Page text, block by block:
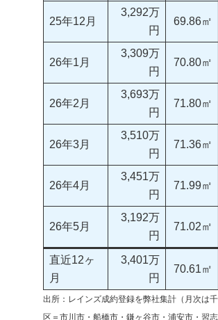
25年12月
3,292万
円
69.86㎡
26年1月
3,309万
円
70.80㎡
26年2月
3,693万
円
71.80㎡
26年3月
3,510万
円
71.36㎡
26年4月
3,451万
円
71.99㎡
26年5月
3,192万
円
71.02㎡
直近12ヶ
月
3,401万
円
70.61㎡
出所：レインズ成約登録を弊社集計（月次は
区＝市川市・船橋市・鎌ヶ谷市・浦安市・習